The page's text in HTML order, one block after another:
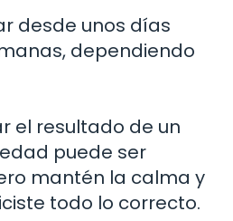
desde unos días
dependiendo
el resultado de un
puede ser
mantén la calma y
todo lo correcto.